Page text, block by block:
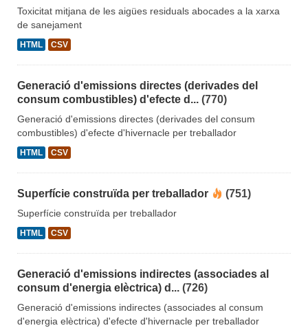
Toxicitat mitjana de les aigües residuals abocades a la xarxa
de sanejament
HTML CSV
Generació d'emissions directes (derivades del
consum combustibles) d'efecte d... (770)
Generació d'emissions directes (derivades del consum
combustibles) d'efecte d'hivernacle per treballador
HTML CSV
Superfície construïda per treballador (751)
Superfície construïda per treballador
HTML CSV
Generació d'emissions indirectes (associades al
consum d'energia elèctrica) d... (726)
Generació d'emissions indirectes (associades al consum
d'energia elèctrica) d'efecte d'hivernacle per treballador